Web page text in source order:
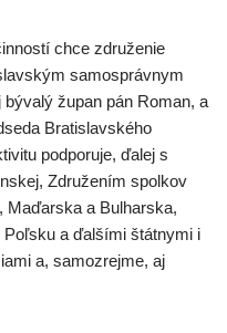
chce združenie
samosprávnym
župan pán Roman, a
Bratislavského
podporuje, ďalej s
Združením spolkov
Maďarska a Bulharska,
a ďalšími štátnymi i
a, samozrejme, aj